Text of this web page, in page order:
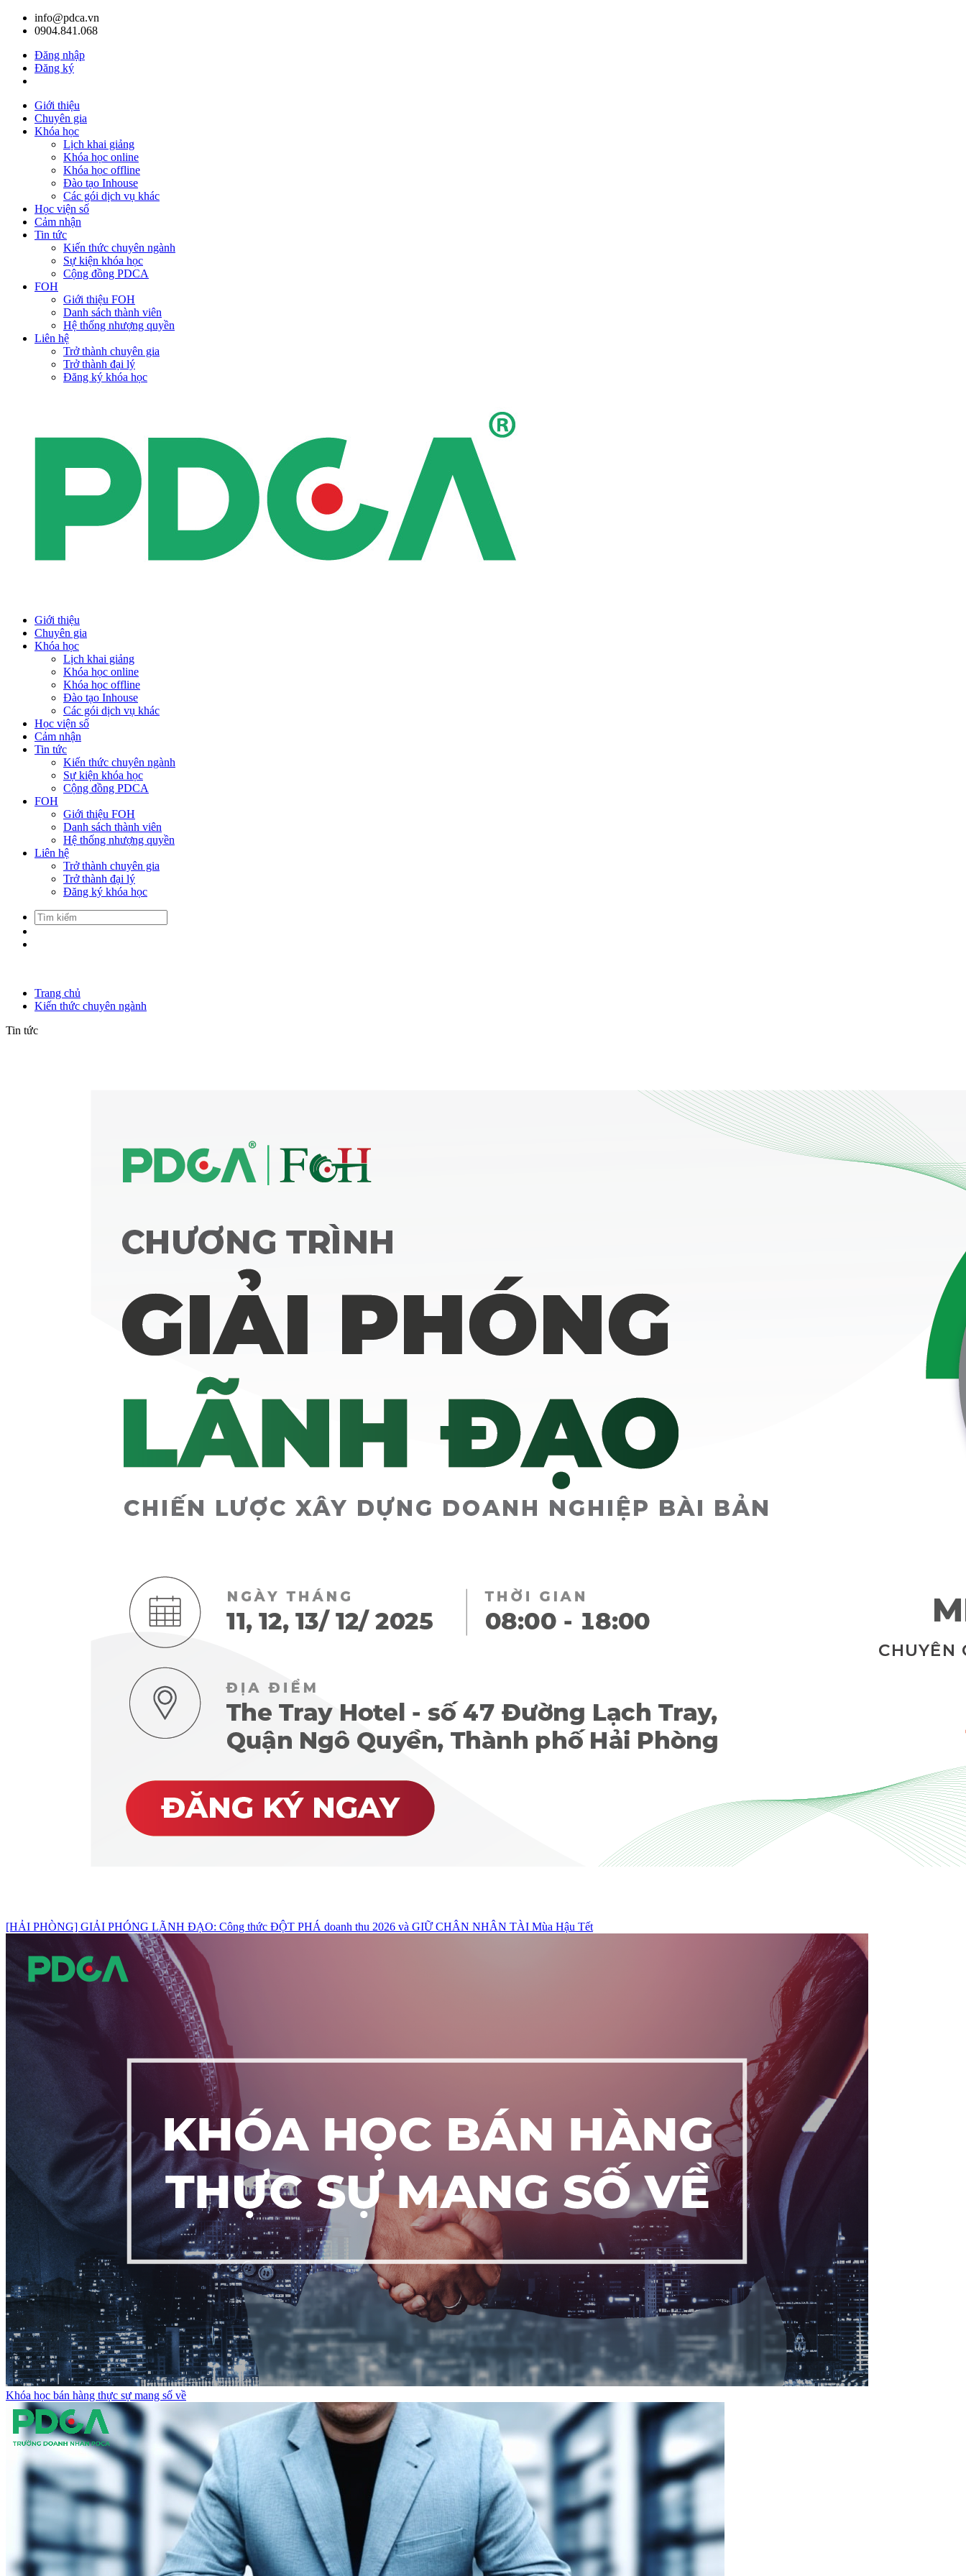
info@pdca.vn
0904.841.068
Đăng nhập
Đăng ký
Giới thiệu
Chuyên gia
Khóa học
Lịch khai giảng
Khóa học online
Khóa học offline
Đào tạo Inhouse
Các gói dịch vụ khác
Học viện số
Cảm nhận
Tin tức
Kiến thức chuyên ngành
Sự kiện khóa học
Cộng đồng PDCA
FOH
Giới thiệu FOH
Danh sách thành viên
Hệ thống nhượng quyền
Liên hệ
Trở thành chuyên gia
Trở thành đại lý
Đăng ký khóa học
Giới thiệu
Chuyên gia
Khóa học
Lịch khai giảng
Khóa học online
Khóa học offline
Đào tạo Inhouse
Các gói dịch vụ khác
Học viện số
Cảm nhận
Tin tức
Kiến thức chuyên ngành
Sự kiện khóa học
Cộng đồng PDCA
FOH
Giới thiệu FOH
Danh sách thành viên
Hệ thống nhượng quyền
Liên hệ
Trở thành chuyên gia
Trở thành đại lý
Đăng ký khóa học
Trang chủ
Kiến thức chuyên ngành
Tin tức
[HẢI PHÒNG] GIẢI PHÓNG LÃNH ĐẠO: Công thức ĐỘT PHÁ doanh thu 2026 và GIỮ CHÂN NHÂN TÀI Mùa Hậu Tết
Khóa học bán hàng thực sự mang số về